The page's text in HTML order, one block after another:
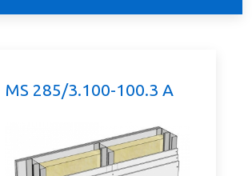
MS 285/3.100-100.3 A